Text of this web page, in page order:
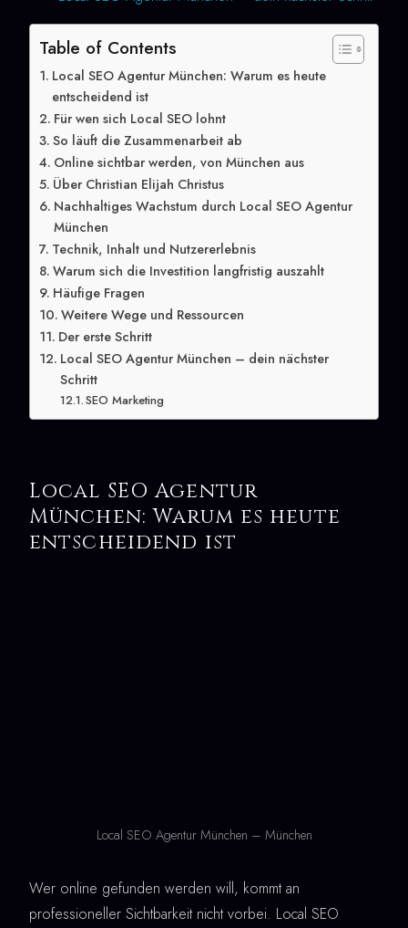
Table of Contents
Local SEO Agentur München: Warum es heute
entscheidend ist
Für wen sich Local SEO lohnt
So läuft die Zusammenarbeit ab
Online sichtbar werden, von München aus
Über Christian Elijah Christus
Nachhaltiges Wachstum durch Local SEO Agentur
München
Technik, Inhalt und Nutzererlebnis
Warum sich die Investition langfristig auszahlt
Häufige Fragen
Weitere Wege und Ressourcen
Der erste Schritt
Local SEO Agentur München – dein nächster
Schritt
SEO Marketing
Local SEO Agentur
München: Warum es heute
entscheidend ist
Local SEO Agentur München – München
Wer online gefunden werden will, kommt an
professioneller Sichtbarkeit nicht vorbei. Local SEO